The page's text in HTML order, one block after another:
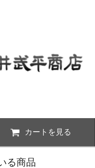
カートを見る
る商品